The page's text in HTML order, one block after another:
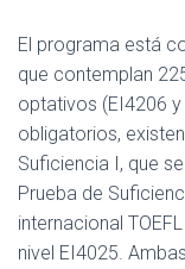
El programa está
que contemplan
optativos (EI4206
obligatorios,
Suficiencia I, que
Prueba de
internacional
nivel EI4025.